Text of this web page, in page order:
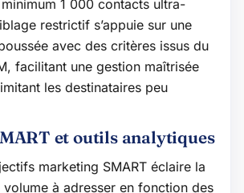
minimum 1 000 contacts ultra-
restrictif s’appuie sur une
avec des critères issus du
facilitant une gestion maîtrisée
les destinataires peu
et outils analytiques
marketing SMART éclaire la
à adresser en fonction des